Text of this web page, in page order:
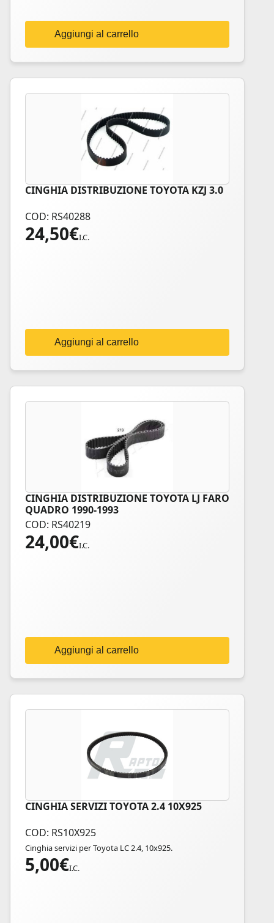
Aggiungi al carrello
CINGHIA DISTRIBUZIONE TOYOTA KZJ 3.0
COD: RS40288
24,50€I.C.
Aggiungi al carrello
CINGHIA DISTRIBUZIONE TOYOTA LJ FARO
QUADRO 1990-1993
COD: RS40219
24,00€I.C.
Aggiungi al carrello
CINGHIA SERVIZI TOYOTA 2.4 10X925
COD: RS10X925
Cinghia servizi per Toyota LC 2.4, 10x925.
5,00€I.C.